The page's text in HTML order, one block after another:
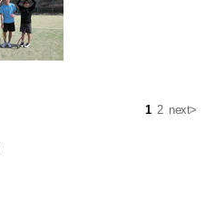
1 2 next>